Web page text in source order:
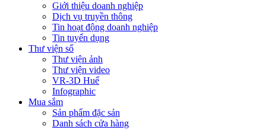
Giới thiệu doanh nghiệp
Dịch vụ truyền thông
Tin hoạt động doanh nghiệp
Tin tuyển dụng
Thư viện số
Thư viện ảnh
Thư viện video
VR-3D Huế
Infographic
Mua sắm
Sản phẩm đặc sản
Danh sách cửa hàng